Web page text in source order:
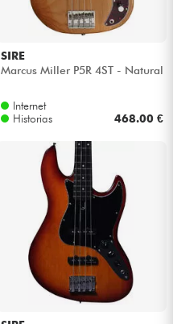
SIRE
Marcus Miller P5R 4ST - Natural
Internet
Historias
468.00 €